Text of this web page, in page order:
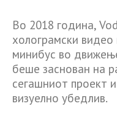
Во 2018 година,
холограмски
минибус во
беше заснован на
сегашниот проект
визуелно убедлив.